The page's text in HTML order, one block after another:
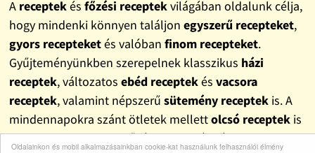
Oldalainkon és mobil alkalmazásainkban cookie-kat használunk felhasználói élmény
A receptekés főzési receptekvilágában oldalunk célja,
hogy mindenki könnyen találjon egyszerű recepteket,
gyors recepteketés valóban finom recepteket.
Gyűjteményünkben szerepelnek klasszikus házi
receptek, változatos ebéd receptekés vacsora
receptek, valamint népszerű sütemény receptekis. A
mindennapokra szánt ötletek mellettolcsó receptekis
helyet kaptak, hogy a főzés ne csak élmény, hanem